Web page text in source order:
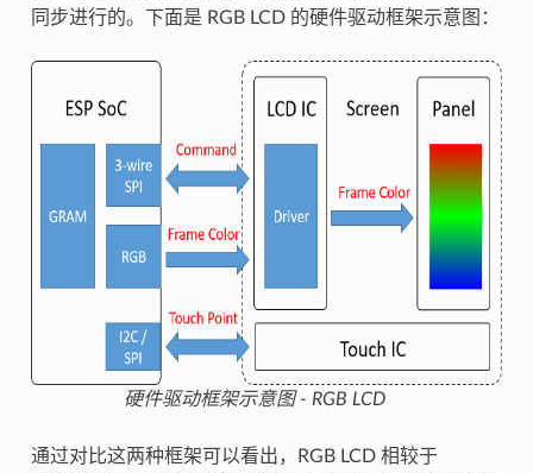
同步进行的。下面是 RGB LCD 的硬件驱动框架示意图：
硬件驱动框架示意图 - RGB LCD
通过对比这两种框架可以看出，RGB LCD 相较于